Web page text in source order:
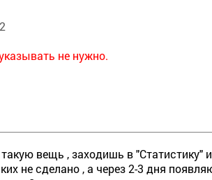
не нужно.
вещь , заходишь в
не сделано , а через 2-3 дня